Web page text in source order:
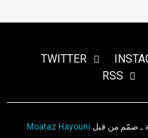
TWITTER
RSS
ـ صمّم من قبل Moataz Hayouni